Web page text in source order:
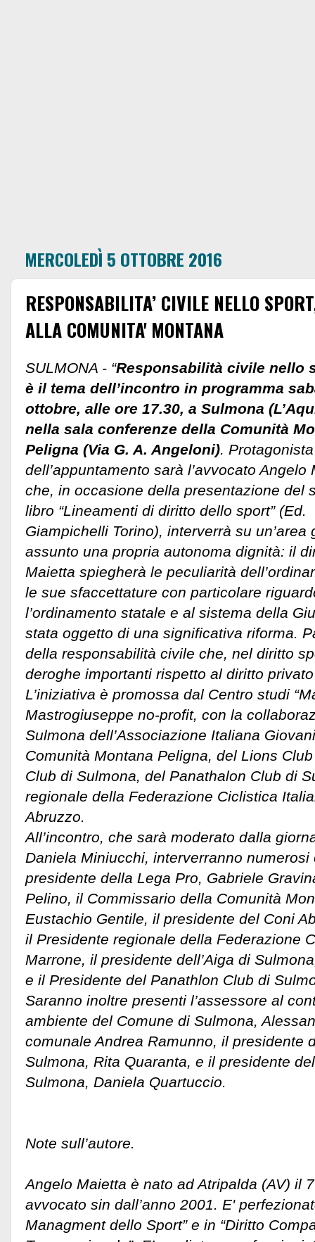
MERCOLEDÌ 5 OTTOBRE 2016
RESPONSABILITA’ CIVILE NELLO
ALLA COMUNITA' MONTANA
SULMONA - “Responsabilità civile nello
è il tema dell’incontro in programma
ottobre, alle ore 17.30, a Sulmona
nella sala conferenze della Comunità
Peligna (Via G. A. Angeloni) . Protagonista
dell’appuntamento sarà l’avvocato Angelo
che, in occasione della presentazione del
libro “Lineamenti di diritto dello sport” (Ed.
Giampichelli Torino), interverrà su
assunto una propria autonoma dignità: il
Maietta spiegherà le peculiarità
le sue sfaccettature con particolare
l’ordinamento statale e al sistema della
stata oggetto di una significativa riforma.
della responsabilità civile che, nel diritto
deroghe importanti rispetto al diritto
L’iniziativa è promossa dal Centro studi
Mastrogiuseppe no-profit, con la
Sulmona dell’Associazione Italiana
Comunità Montana Peligna, del Lions
Club di Sulmona, del Panathalon Club di
regionale della Federazione Ciclistica
Abruzzo.
All’incontro, che sarà moderato dalla
Daniela Miniucchi, interverranno
presidente della Lega Pro, Gabriele
Pelino, il Commissario della Comunità
Eustachio Gentile, il presidente del Coni
il Presidente regionale della Federazione
Marrone, il presidente dell’Aiga di
e il Presidente del Panathlon Club di
Saranno inoltre presenti l’assessore al
ambiente del Comune di Sulmona,
comunale Andrea Ramunno, il presidente
Sulmona, Rita Quaranta, e il presidente
Sulmona, Daniela Quartuccio.
Note sull’autore.
Angelo Maietta è nato ad Atripalda (AV) il
avvocato sin dall’anno 2001. E'
Managment dello Sport” e in “Diritto